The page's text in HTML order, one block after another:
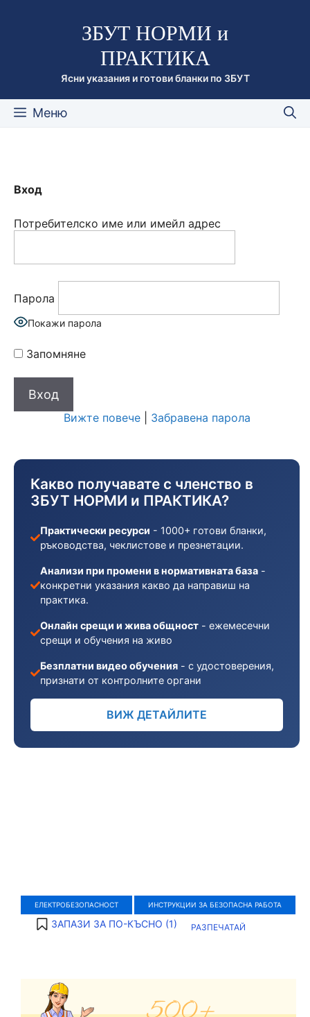
съдържаниетоЗБУТ НОРМИ и
ПРАКТИКА
Ясни указания и готови бланки по ЗБУТ
Меню
ЕЛЕКТРОБЕЗОПАСНОСТ ИНСТРУКЦИИ ЗА БЕЗОПАСНА РАБОТА
ЗАПАЗИ ЗА ПО-КЪСНО (1) РАЗПЕЧАТАЙ
Вход
Потребителско име или имейл адрес
Парола
Покажи парола
Запомняне
Вижте повече| Забравена парола
Какво получавате с членство в
ЗБУТ НОРМИ и ПРАКТИКА?
Практически ресурси - 1000+ готови бланки,
ръководства, чеклистове и презнетации.
Анализи при промени в нормативната база -
конкретни указания какво да направиш на
практика.
Онлайн срещи и жива общност - ежемесечни
срещи и обучения на живо
Безплатни видео обучения - с удостоверения,
признати от контролните органи
ВИЖ ДЕТАЙЛИТЕ